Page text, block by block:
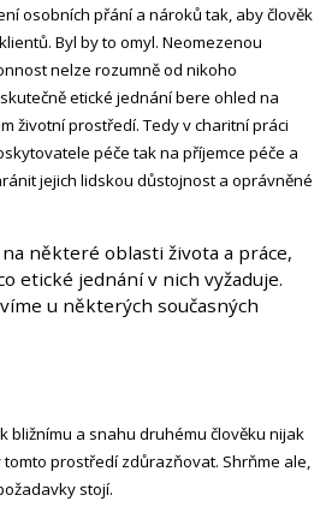
osobních přání a nároků tak, aby člověk
Byl by to omyl. Neomezenou
nelze rozumně od nikoho
etické jednání bere ohled na
životní prostředí. Tedy v charitní práci
péče tak na příjemce péče a
jejich lidskou důstojnost a oprávněné
některé oblasti života a práce,
etické jednání v nich vyžaduje.
u některých současných
bližnímu a snahu druhému člověku nijak
prostředí zdůrazňovat. Shrňme ale,
stojí.